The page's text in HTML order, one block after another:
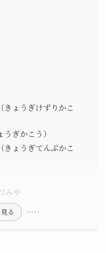
きょうぎけずりかこ
ぎかこう）
きょうぎてんぷかこ
みや
る